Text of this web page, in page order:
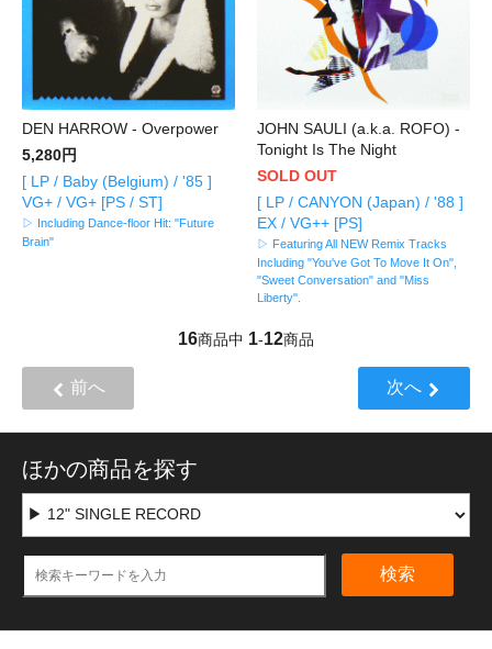
DEN HARROW - Overpower
5,280円
[ LP / Baby (Belgium) / '85 ]
VG+ / VG+ [PS / ST]
▷ Including Dance-floor Hit: "Future
Brain"
JOHN SAULI (a.k.a. ROFO) -
Tonight Is The Night
SOLD OUT
[ LP / CANYON (Japan) / '88 ]
EX / VG++ [PS]
▷ Featuring All NEW Remix Tracks
Including "You've Got To Move It On",
"Sweet Conversation" and "Miss
Liberty".
16商品中 1-12商品
前へ 次へ
ほかの商品を探す
検索